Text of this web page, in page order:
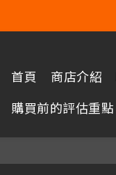
首頁 商店介紹
購買前的評估重點